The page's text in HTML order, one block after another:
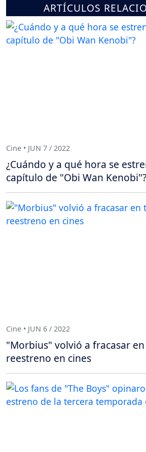
ARTÍCULOS
Cine • JUN 7 / 2022
¿Cuándo y a qué hora se
capítulo de "Obi Wan Kenobi"?
Cine • JUN 6 / 2022
"Morbius" volvió a fracasar
reestreno en cines